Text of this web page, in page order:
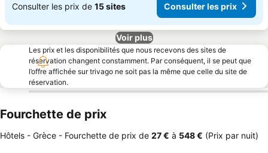
Consulter les prix de 15 sites Consulter les prix
Voir plus
Les prix et les disponibilités que nous recevons des sites de
réservation changent constamment. Par conséquent, il se peut que
l’offre affichée sur trivago ne soit pas la même que celle du site de
réservation.
Fourchette de prix
Hôtels - Grèce - Fourchette de prix de ‎27 € à ‎548 € (Prix par nuit)